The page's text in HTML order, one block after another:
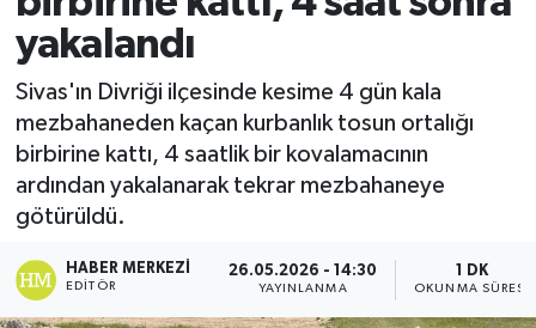
yakalandı
Sivas'ın Divriği ilçesinde kesime 4 gün kala
mezbahaneden kaçan kurbanlık tosun ortalığı
birbirine kattı, 4 saatlik bir kovalamacının
ardından yakalanarak tekrar mezbahaneye
götürüldü.
HABER MERKEZI
EDITÖR
26.05.2026 - 14:30
YAYINLANMA
1 DK
OKUNMA SÜRESI
Ekonomi
Sağlık
Tokat Haber